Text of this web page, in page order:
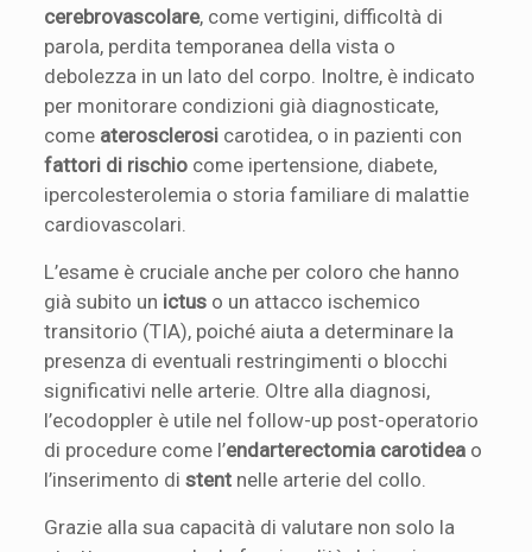
cerebrovascolare, come vertigini, difficoltà di
parola, perdita temporanea della vista o
debolezza in un lato del corpo. Inoltre, è indicato
per monitorare condizioni già diagnosticate,
come aterosclerosi carotidea, o in pazienti con
fattori di rischio come ipertensione, diabete,
ipercolesterolemia o storia familiare di malattie
cardiovascolari.
L’esame è cruciale anche per coloro che hanno
già subito un ictus o un attacco ischemico
transitorio (TIA), poiché aiuta a determinare la
presenza di eventuali restringimenti o blocchi
significativi nelle arterie. Oltre alla diagnosi,
l’ecodoppler è utile nel follow-up post-operatorio
di procedure come l’endarterectomia carotidea o
l’inserimento distent nelle arterie del collo.
Grazie alla sua capacità di valutare non solo la